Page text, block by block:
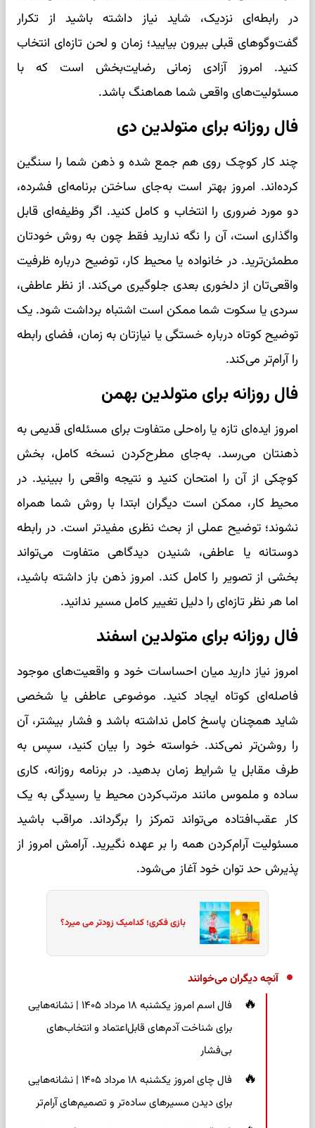
در رابطه‌ای نزدیک، شاید نیاز داشته باشید از تکرار
گفت‌وگوهای قبلی بیرون بیایید؛ زمان و لحن تازه‌ای انتخاب
کنید. امروز آزادی زمانی رضایت‌بخش است که با
مسئولیت‌های واقعی شما هماهنگ باشد.
فال روزانه برای متولدین دی
چند کار کوچک روی هم جمع شده و ذهن شما را سنگین
کرده‌اند. امروز بهتر است به‌جای ساختن برنامه‌ای فشرده،
دو مورد ضروری را انتخاب و کامل کنید. اگر وظیفه‌ای قابل
واگذاری است، آن را نگه ندارید فقط چون به روش خودتان
مطمئن‌ترید. در خانواده یا محیط کار، توضیح درباره ظرفیت
واقعی‌تان از دلخوری بعدی جلوگیری می‌کند. از نظر عاطفی،
سردی یا سکوت شما ممکن است اشتباه برداشت شود. یک
توضیح کوتاه درباره خستگی یا نیازتان به زمان، فضای رابطه
را آرام‌تر می‌کند.
فال روزانه برای متولدین بهمن
امروز ایده‌ای تازه یا راه‌حلی متفاوت برای مسئله‌ای قدیمی به
ذهنتان می‌رسد. به‌جای مطرح‌کردن نسخه کامل، بخش
کوچکی از آن را امتحان کنید و نتیجه واقعی را ببینید. در
محیط کار، ممکن است دیگران ابتدا با روش شما همراه
نشوند؛ توضیح عملی از بحث نظری مفیدتر است. در رابطه
دوستانه یا عاطفی، شنیدن دیدگاهی متفاوت می‌تواند
بخشی از تصویر را کامل کند. امروز ذهن باز داشته باشید،
اما هر نظر تازه‌ای را دلیل تغییر کامل مسیر ندانید.
فال روزانه برای متولدین اسفند
امروز نیاز دارید میان احساسات خود و واقعیت‌های موجود
فاصله‌ای کوتاه ایجاد کنید. موضوعی عاطفی یا شخصی
شاید همچنان پاسخ کامل نداشته باشد و فشار بیشتر، آن
را روشن‌تر نمی‌کند. خواسته خود را بیان کنید، سپس به
طرف مقابل یا شرایط زمان بدهید. در برنامه روزانه، کاری
ساده و ملموس مانند مرتب‌کردن محیط یا رسیدگی به یک
کار عقب‌افتاده می‌تواند تمرکز را برگرداند. مراقب باشید
مسئولیت آرام‌کردن همه را بر عهده نگیرید. آرامش امروز از
پذیرش حد توان خود آغاز می‌شود.
بازی فکری؛ کدامیک زودتر می میرد؟
آنچه دیگران می‌خوانند
فال اسم امروز یکشنبه ۱۸ مرداد ۱۴۰۵ | نشانه‌هایی
برای شناخت آدم‌های قابل‌اعتماد و انتخاب‌های
بی‌فشار
فال چای امروز یکشنبه ۱۸ مرداد ۱۴۰۵ | نشانه‌هایی
برای دیدن مسیرهای ساده‌تر و تصمیم‌های آرام‌تر